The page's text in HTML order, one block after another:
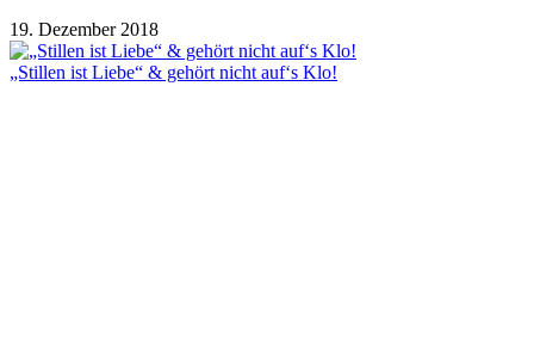
19. Dezember 2018
„Stillen ist Liebe“ & gehört nicht auf‘s Klo!